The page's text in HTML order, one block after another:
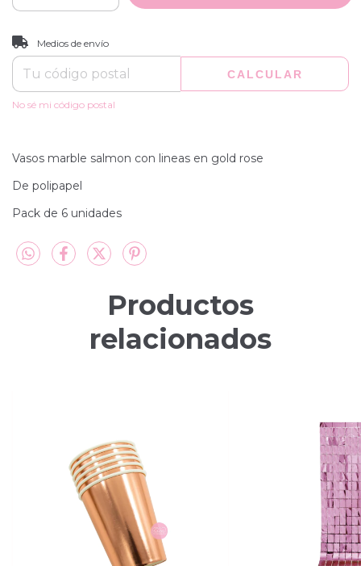
Entregas para el CP:
Medios de envío
CALCULAR
No sé mi código postal
Vasos marble salmon con lineas en gold rose
De polipapel
Pack de 6 unidades
Productos
relacionados